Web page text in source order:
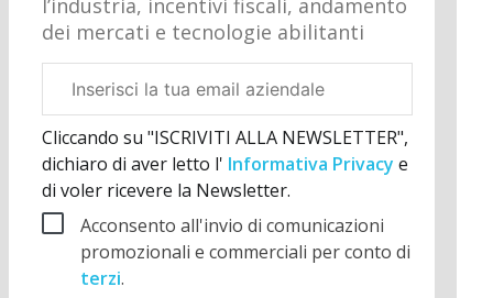
l’industria, incentivi fiscali, andamento
dei mercati e tecnologie abilitanti
aziendale
Cliccando su "ISCRIVITI ALLA NEWSLETTER",
dichiaro di aver letto l' Informativa Privacye
di voler ricevere la Newsletter.
Acconsento all'invio di comunicazioni
promozionali e commerciali per conto di
terzi.